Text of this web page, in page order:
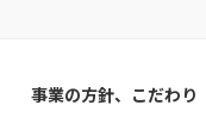
事業の方針、こだわり